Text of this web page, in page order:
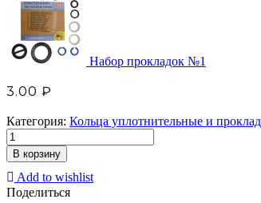
Набор прокладок №1
3.00 ₽
Категория: Кольца уплотнительные и
В корзину
Add to wishlist
Поделиться